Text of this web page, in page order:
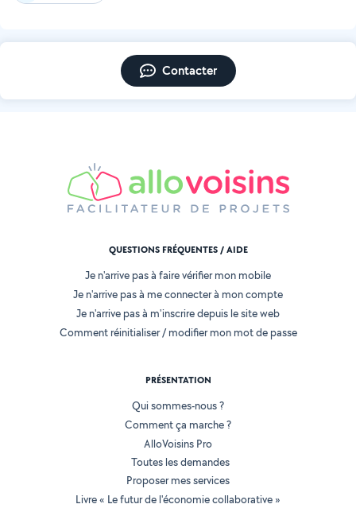
Contacter
QUESTIONS FRÉQUENTES / AIDE
Je n'arrive pas à faire vérifier mon mobile
Je n'arrive pas à me connecter à mon compte
Je n'arrive pas à m'inscrire depuis le site web
Comment réinitialiser / modifier mon mot de passe
PRÉSENTATION
Qui sommes-nous ?
Comment ça marche ?
AlloVoisins Pro
Toutes les demandes
Proposer mes services
Livre « Le futur de l'économie collaborative »